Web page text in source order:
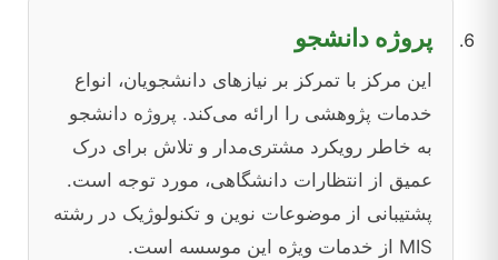
پروژه دانشجو
این مرکز با تمرکز بر نیازهای دانشجویان، انواع
خدمات پژوهشی را ارائه می‌کند. پروژه دانشجو
به خاطر رویکرد مشتری‌مدار و تلاش برای درک
عمیق از انتظارات دانشگاهی، مورد توجه است.
پشتیبانی از موضوعات نوین و تکنولوژیک در رشته
MIS از خدمات ویژه این موسسه است.